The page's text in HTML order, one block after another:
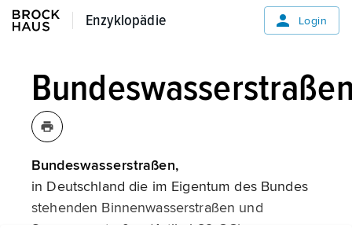
Enzyklopädie
Enzyklopädie Login
Bundeswasserstraßen,
in Deutschland die im Eigentum des Bundes
stehenden Binnenwasserstraßen und